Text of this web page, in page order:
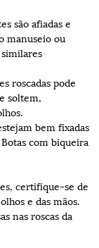
são afiadas e
manuseio ou
roscadas pode
soltem,
bem fixadas
com biqueira
certifique-se de
e das mãos.
nas roscas da